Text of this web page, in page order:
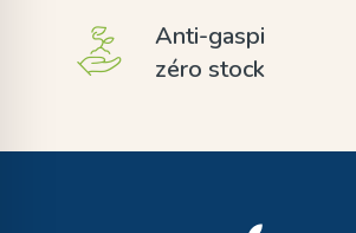
Anti-gaspi
zéro stock